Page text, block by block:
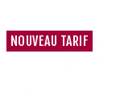
NOUVEAU TARIF